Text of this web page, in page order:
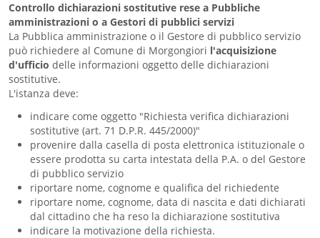
Controllo dichiarazioni sostitutive rese a Pubbliche
amministrazioni o a Gestori di pubblici servizi
La Pubblica amministrazione o il Gestore di pubblico servizio
può richiedere al Comune di Morgongiori l'acquisizione
d'ufficio delle informazioni oggetto delle dichiarazioni
sostitutive.
L'istanza deve:
indicare come oggetto "Richiesta verifica dichiarazioni
sostitutive (art. 71 D.P.R. 445/2000)"
provenire dalla casella di posta elettronica istituzionale o
essere prodotta su carta intestata della P.A. o del Gestore
di pubblico servizio
riportare nome, cognome e qualifica del richiedente
riportare nome, cognome, data di nascita e dati dichiarati
dal cittadino che ha reso la dichiarazione sostitutiva
indicare la motivazione della richiesta.